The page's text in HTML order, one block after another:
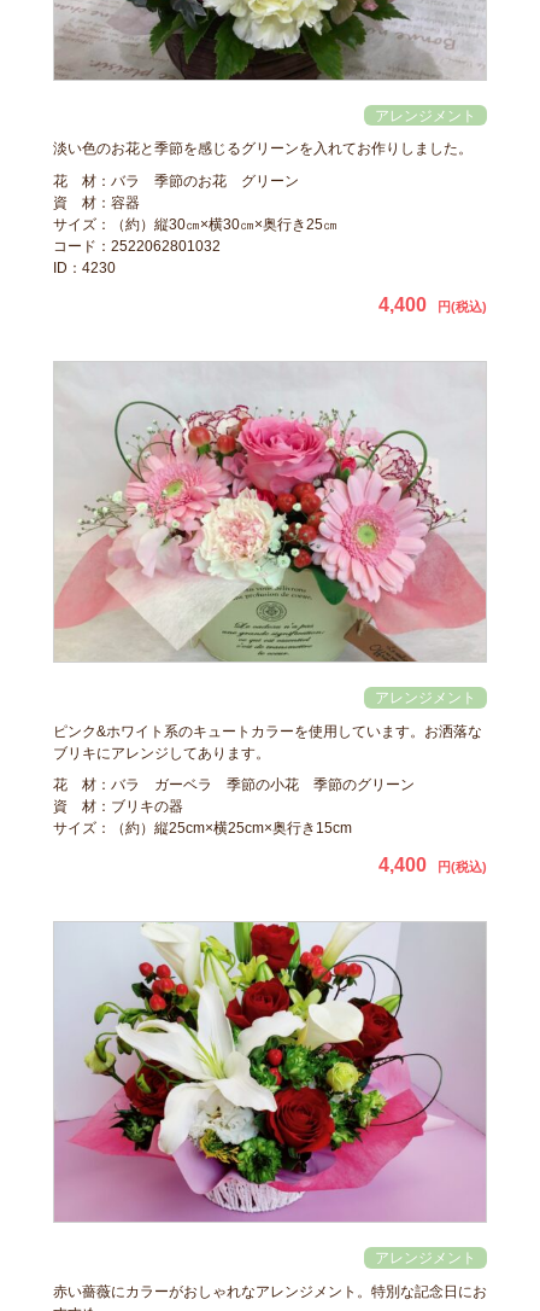
淡い色のお花と季節を感じるグリーンを入れてお作りしました。
花 材：バラ 季節のお花 グリーン
資 材：容器
サイズ：（約）縦30㎝×横30㎝×奥行き25㎝
コード：2522062801032
ID：4230
4,400 円(税込)
ピンク&ホワイト系のキュートカラーを使用しています。お洒落な
ブリキにアレンジしてあります。
花 材：バラ ガーベラ 季節の小花 季節のグリーン
資 材：ブリキの器
サイズ：（約）縦25cm×横25cm×奥行き15cm
4,400 円(税込)
赤い薔薇にカラーがおしゃれなアレンジメント。特別な記念日にお